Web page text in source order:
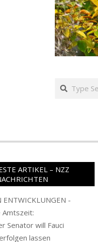
Search
ARTIKEL – NZZ
ENTWICKLUNGEN -
Senator will Fauci
lassen